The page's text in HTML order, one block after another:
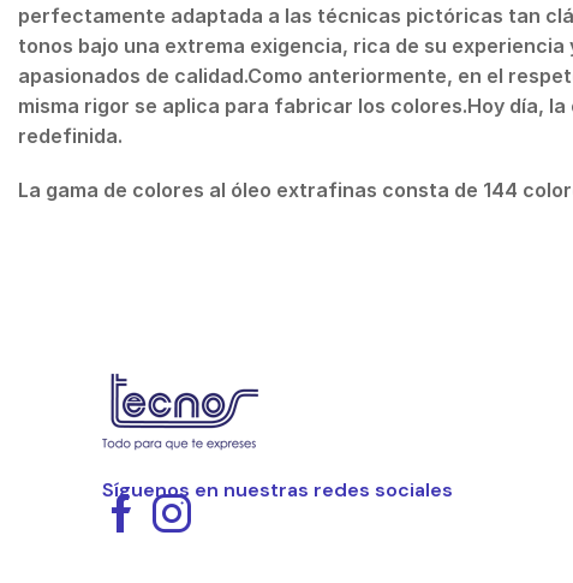
perfectamente adaptada a las técnicas pictóricas tan
tonos bajo una extrema exigencia, rica de su
apasionados de calidad.Como anteriormente, en el
misma rigor se aplica para fabricar los colores.Hoy día,
redefinida.
La gama de colores al óleo extrafinas consta de 144
Síguenos en nuestras redes sociales